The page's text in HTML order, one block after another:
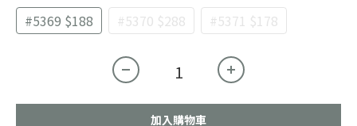
#5369 $188 #5370 $288 #5371 $178
加入購物車